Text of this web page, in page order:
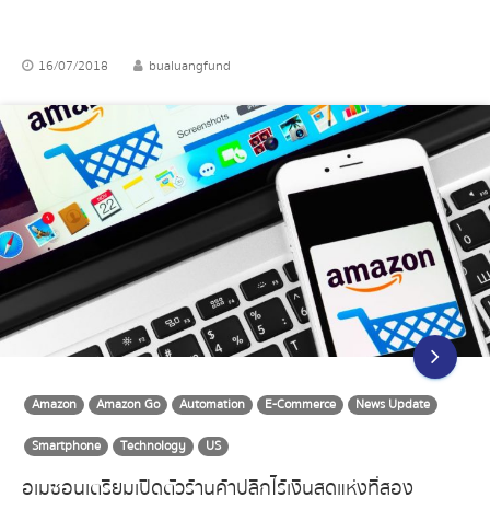
16/07/2018 bualuangfund
Amazon Amazon Go Automation E-Commerce
News Update
Smartphone
Technology US
อเมซอนเตรียมเปิดตัวร้านค้าปลีกไร้เงินสดแห่งที่สอง